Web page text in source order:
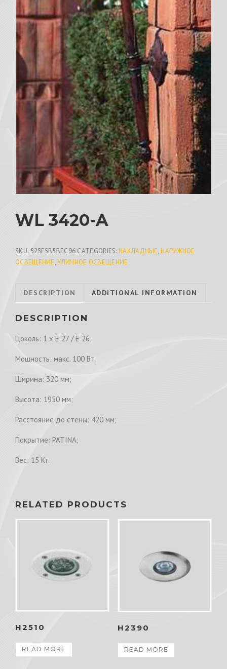
WL 3420-A
SKU: 525F5B5BEC96 CATEGORIES:НАКЛАДНЫЕ,НАРУЖНОЕ
ОСВЕЩЕНИЕ,УЛИЧНОЕ ОСВЕЩЕНИЕ
DESCRIPTION ADDITIONAL INFORMATION
DESCRIPTION
Цоколь: 1 x E 27 / E 26;
Мощность: макс. 100 Вт;
Ширина: 320 мм;
Высота: 1950 мм;
Расстояние до стены: 420 мм;
Покрытие: PATINA;
Вес: 15 Кг.
RELATED PRODUCTS
H2510
READ MORE
H2390
READ MORE